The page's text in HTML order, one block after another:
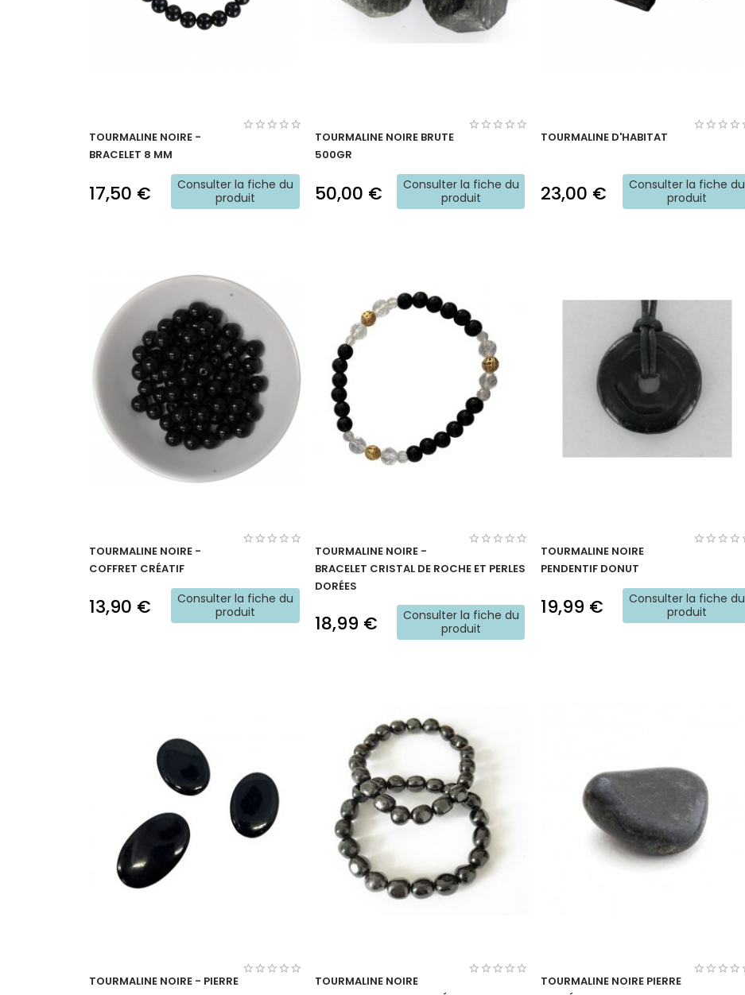
TOURMALINE NOIRE -
BRACELET 8 MM
17,50 €
Consulter la fiche du
produit
TOURMALINE NOIRE BRUTE
500GR
50,00 €
Consulter la fiche du
produit
TOURMALINE D'HABITAT
23,00 €
Consulter la fiche du
produit
TOURMALINE NOIRE -
COFFRET CRÉATIF
13,90 €
Consulter la fiche du
produit
TOURMALINE NOIRE -
BRACELET CRISTAL DE ROCHE ET PERLES
DORÉES
18,99 €
Consulter la fiche du
produit
TOURMALINE NOIRE
PENDENTIF DONUT
19,99 €
Consulter la fiche du
produit
TOURMALINE NOIRE - PIERRE
TOURMALINE NOIRE
TOURMALINE NOIRE PIERRE